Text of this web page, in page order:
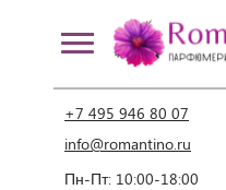
+7 495 946 80 07
info@romantino.ru
Пн-Пт: 10:00-18:00